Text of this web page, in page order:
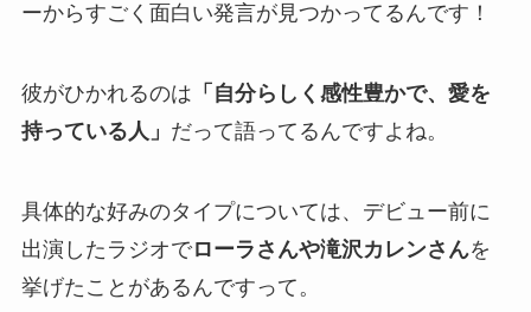
ーからすごく面白い発言が見つかってるんです！
彼がひかれるのは 「自分らしく感性豊かで、愛を
持っている人」 だって語ってるんですよね。
具体的な好みのタイプについては、デビュー前に
出演したラジオでローラさんや滝沢カレンさんを
挙げたことがあるんですって。